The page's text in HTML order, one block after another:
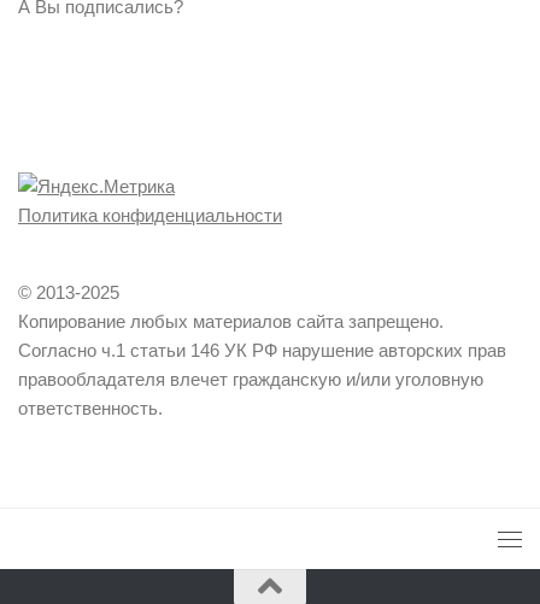
А Вы подписались?
Политика конфиденциальности
© 2013-2025
Копирование любых материалов сайта запрещено.
Согласно ч.1 статьи 146 УК РФ нарушение авторских прав
правообладателя влечет гражданскую и/или уголовную
ответственность.